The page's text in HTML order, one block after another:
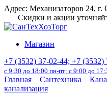
Перейти
содержанию
Адрес: Механизаторов 24, г.
Скидки и акции
Магазин
+7 (3532) 37-02-44; +7 (3532)
с 9:30 до 18:00 пн-пт; с 9:00 до
Главная Сантехника
канализация